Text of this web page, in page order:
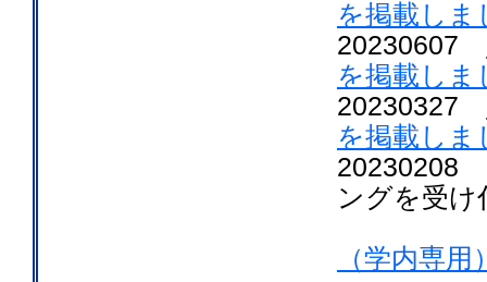
を掲載しま
20230607
を掲載しま
20230327
を掲載しま
20230208
ングを受け
（学内専用